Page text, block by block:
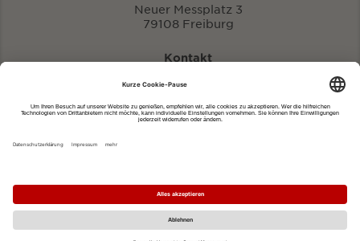
Neuer Messplatz 3
79108 Freiburg
Kontakt
eventportal@fwtm.de
Impressum